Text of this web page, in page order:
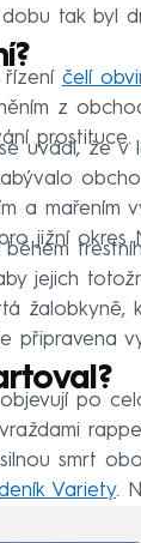
tak byl
řízení čelí
z
prostituce.
uvádí, že v
a mařením
jižní okres
jejich
žalobkyně,
připravena
po
smrt
Variety.